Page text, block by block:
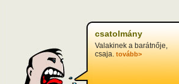
csatolmány
Valakinek a barátnője,
csaja. tovább>